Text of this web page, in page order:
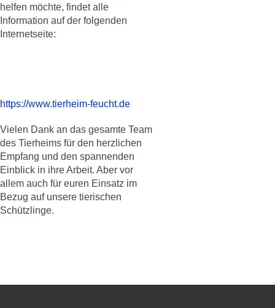
helfen möchte, findet alle
Information auf der folgenden
Internetseite:
https://www.tierheim-feucht.de
Vielen Dank an das gesamte Team
des Tierheims für den herzlichen
Empfang und den spannenden
Einblick in ihre Arbeit. Aber vor
allem auch für euren Einsatz im
Bezug auf unsere tierischen
Schützlinge.